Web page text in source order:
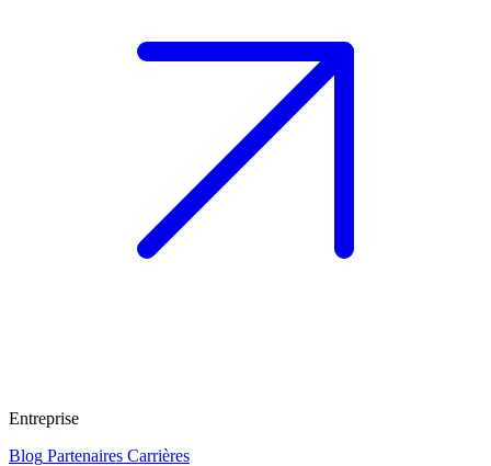
Entreprise
Blog Partenaires Carrières